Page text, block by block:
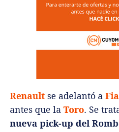
Renault se adelantó a
antes que la Toro. Se
nueva pick-up del